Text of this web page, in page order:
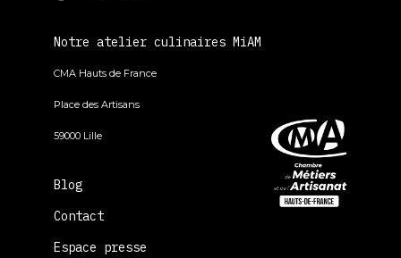
Notre atelier culinaires MiAM
CMA Hauts de France
Place des Artisans
59000 Lille
Blog
Contact
Espace presse